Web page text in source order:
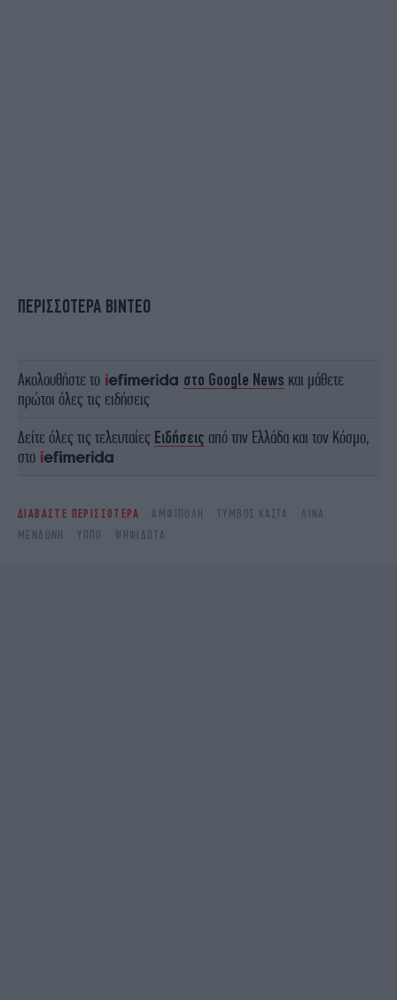
ΠΕΡΙΣΣΟΤΕΡΑ ΒΙΝΤΕΟ
Ακολουθήστε το στο Google News και μάθετε
πρώτοι όλες τις ειδήσεις
Δείτε όλες τις τελευταίες Ειδήσεις από την Ελλάδα και τον Κόσμο,
στο
ΔΙΑΒΑΣΤΕ ΠΕΡΙΣΣΟΤΕΡΑ ΑΜΦΊΠΟΛΗ ΤΎΜΒΟΣ ΚΑΣΤΆ
ΛΊΝΑ
ΜΕΝΔΏΝΗ
ΥΠΠΟ ΨΗΦΙΔΩΤΆ